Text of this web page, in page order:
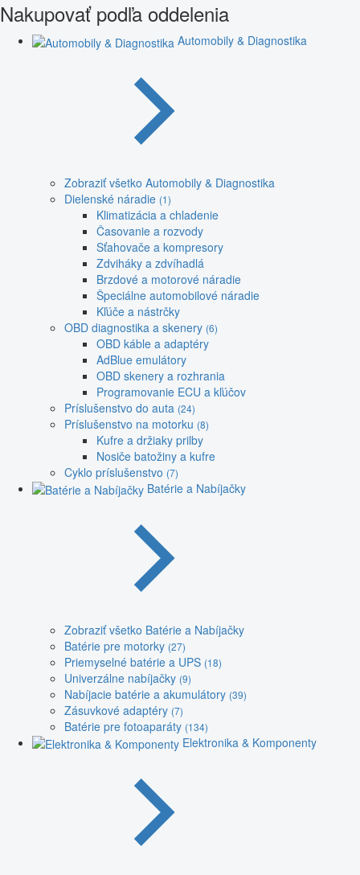
Nakupovať podľa oddelenia
Automobily & Diagnostika
Zobraziť všetko Automobily & Diagnostika
Dielenské náradie (1)
Klimatizácia a chladenie
Časovanie a rozvody
Sťahovače a kompresory
Zdviháky a zdvíhadlá
Brzdové a motorové náradie
Špeciálne automobilové náradie
Kľúče a nástrčky
OBD diagnostika a skenery (6)
OBD káble a adaptéry
AdBlue emulátory
OBD skenery a rozhrania
Programovanie ECU a kľúčov
Príslušenstvo do auta (24)
Príslušenstvo na motorku (8)
Kufre a držiaky prilby
Nosiče batožiny a kufre
Cyklo príslušenstvo (7)
Batérie a Nabíjačky
Zobraziť všetko Batérie a Nabíjačky
Batérie pre motorky (27)
Priemyselné batérie a UPS (18)
Univerzálne nabíjačky (9)
Nabíjacie batérie a akumulátory (39)
Zásuvkové adaptéry (7)
Batérie pre fotoaparáty (134)
Elektronika & Komponenty